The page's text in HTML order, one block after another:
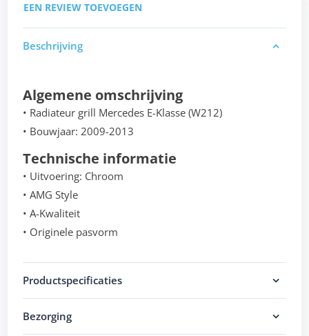
EEN REVIEW TOEVOEGEN
Beschrijving
Algemene omschrijving
• Radiateur grill Mercedes E-Klasse (W212)
• Bouwjaar: 2009-2013
Technische informatie
• Uitvoering: Chroom
• AMG Style
• A-Kwaliteit
• Originele pasvorm
Productspecificaties
Bezorging